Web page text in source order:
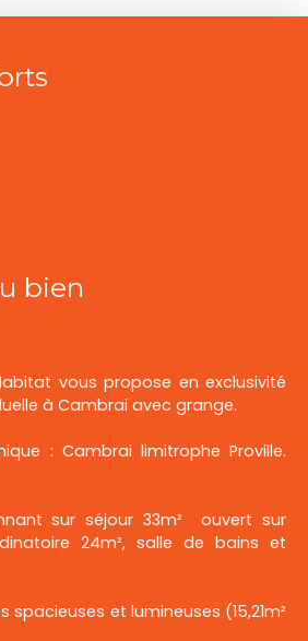
bien
vous propose en exclusivité
à Cambrai avec grange.
: Cambrai limitrophe Proville.
sur séjour 33m² ouvert sur
24m², salle de bains et
et lumineuses (15,21m²